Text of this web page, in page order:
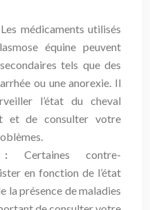
Les médicaments utilisés
équine peuvent
tels que des
ou une anorexie. Il
l’état du cheval
et de consulter votre
: Certaines contre-
en fonction de l’état
la présence de maladies